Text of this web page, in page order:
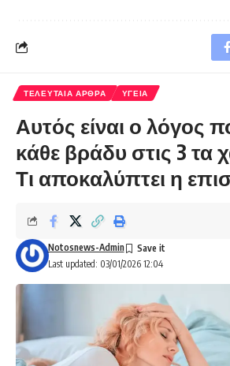
ΤΕΛΕΥΤΑΙΑ ΑΡΘΡΑ ΥΓΕΙΑ
Αυτός είναι ο λόγος
κάθε βράδυ στις 3 τα
Τι αποκαλύπτει η
Last updated: 03/01/2026 12:04
Notosnews-Admin